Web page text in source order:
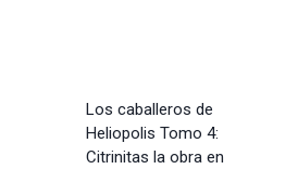
Los caballeros de
Heliopolis Tomo 4:
Citrinitas la obra en